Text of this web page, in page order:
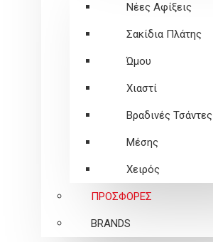
Νέες Αφίξεις
Σακίδια Πλάτης
Ώμου
Χιαστί
Βραδινές Τσάντες
Μέσης
Χειρός
ΠΡΟΣΦΟΡΕΣ
BRANDS